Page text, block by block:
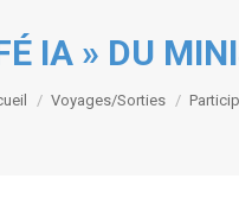
IA » DU
êtes ici :Voyages/Sorties